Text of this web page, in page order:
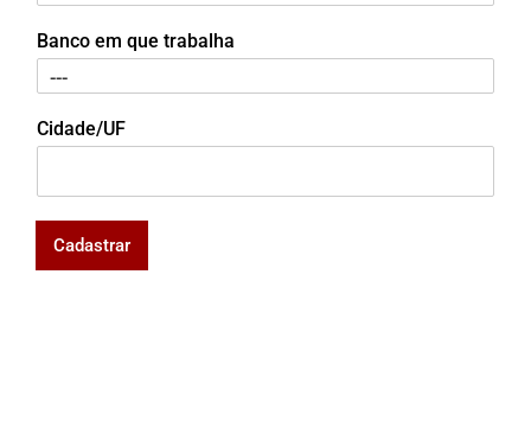
Banco em que trabalha
Cidade/UF
Cadastrar